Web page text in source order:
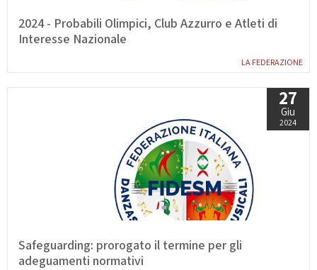
AREA TECNICA
Discipline
Tesseramento Territorio
LA FEDERAZIONE
2024 - Probabili Olimpici, Club Azzurro e Atleti di
Interesse Nazionale
27
Giu
2024
Safeguarding: prorogato il termine per gli
adeguamenti normativi